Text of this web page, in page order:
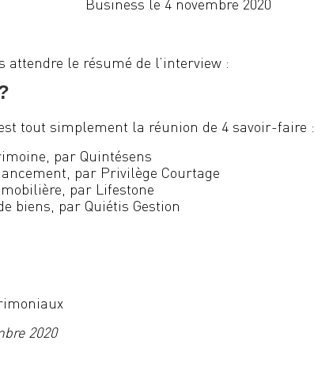
Business le 4 novembre 2020
attendre le résumé de l’interview :
tout simplement la réunion de 4 savoir-faire :
par Quintésens
par Privilège Courtage
par Lifestone
biens, par Quiétis Gestion
2020